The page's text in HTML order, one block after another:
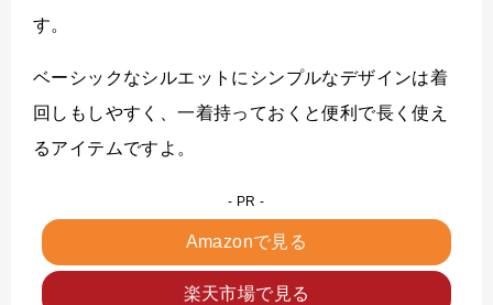
す。
ベーシックなシルエットにシンプルなデザインは着
回しもしやすく、一着持っておくと便利で長く使え
るアイテムですよ。
Amazonで見る
楽天市場で見る